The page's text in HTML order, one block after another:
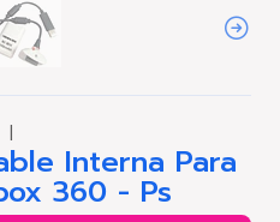
|
Interna Para
360 - Ps